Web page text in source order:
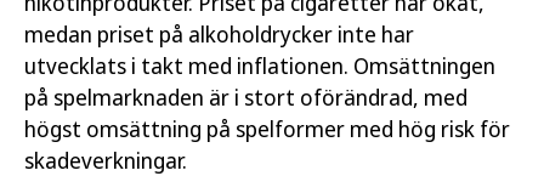
medan priset på alkoholdrycker inte har
utvecklats i takt med inflationen. Omsättningen
på spelmarknaden är i stort oförändrad, med
högst omsättning på spelformer med hög risk för
skadeverkningar.
Öppna publikationen
Läs publikation